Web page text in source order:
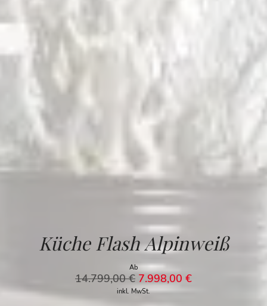
Küche Flash Alpinweiß
Ab
14.799,00€ 7.998,00 €
inkl. MwSt.